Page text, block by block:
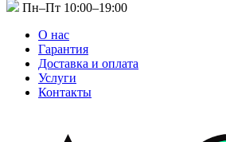
Пн–Пт 10:00–19:00
О нас
Гарантия
Доставка и оплата
Услуги
Контакты